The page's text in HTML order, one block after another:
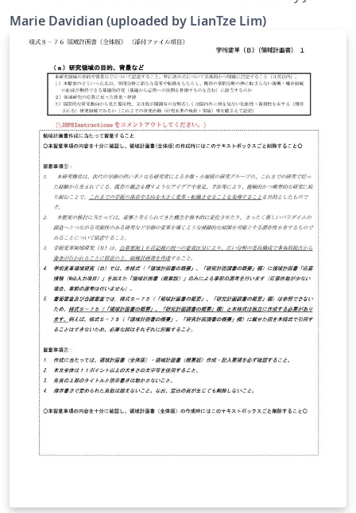
Bock. Note that the template has been modified to
work on Overleaf. This template may be outdated —
see this and this for more recent alternatives. As a
bonus — here's a guide to grant writing and grant
review process by the same author for a 2008
workshop.
Marie Davidian (uploaded by LianTze Lim)